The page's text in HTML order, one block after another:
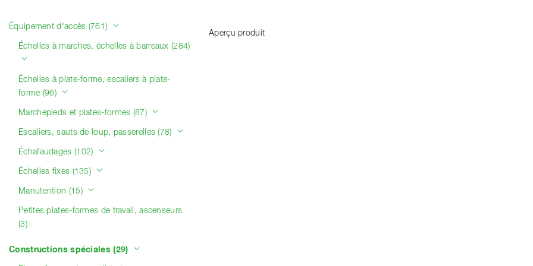
Catégories de produits
Équipement d'accès (761)
Échelles à marches, échelles à barreaux (284)
Échelles à plate-forme, escaliers à plate-
forme (96)
Marchepieds et plates-formes (87)
Escaliers, sauts de loup, passerelles (78)
Échafaudages (102)
Échelles fixes (135)
Manutention (15)
Petites plates-formes de travail, ascenseurs
(3)
Constructions spéciales (29)
Aperçu produit